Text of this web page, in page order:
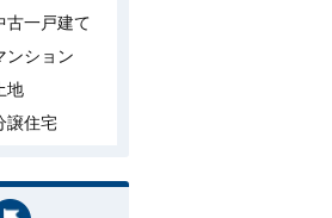
古一戸建て
ンション
地
譲住宅